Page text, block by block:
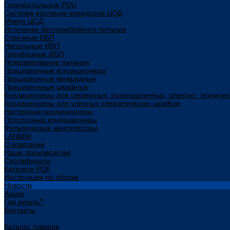
Горизонтальные PDU
Система изоляции коридоров ЦОД
Микро ЦОД
Источники бесперебойного питания
Стоечные ИБП
Напольные ИБП
Трёхфазные ИБП
Резервирование питания
Прецизионные кондиционеры
Прецизионные межрядные
Прецизионные шкафные
Кондиционеры для серверных, промышленных, электро-
Кондиционеры для уличных климатических шкафов
Настенные кондиционеры
Потолочные кондиционеры
Фильтрующие вентиляторы
LANMIR
О компании
Наше производство
Сертификаты
Каталоги PDF
Инструкции по сборке
Новости
Акции
Где купить?
Контакты
Каталог товаров